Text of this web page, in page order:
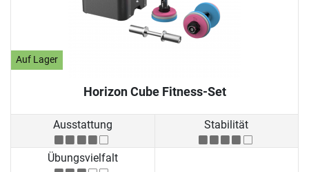
Auf Lager
Horizon Cube Fitness-Set
Ausstattung Stabilität
Übungsvielfalt